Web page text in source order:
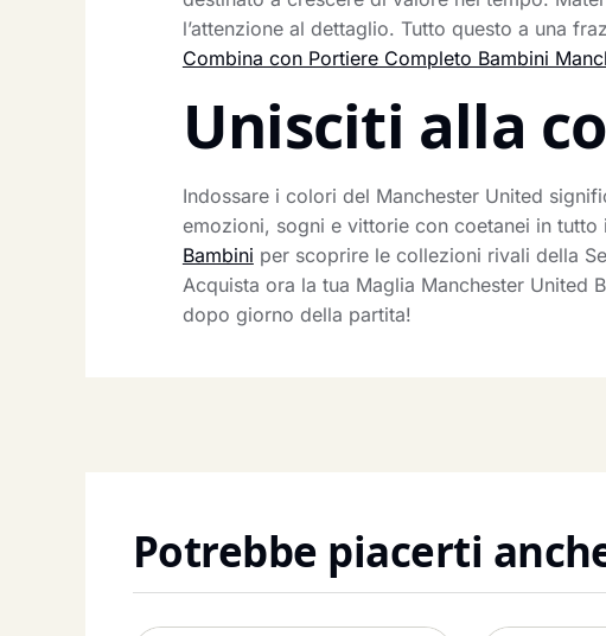
l’attenzione al dettaglio. Tutto questo a una
Combina con Portiere Completo Bambini
Unisciti alla
Indossare i colori del Manchester United
emozioni, sogni e vittorie con coetanei in
Bambini per scoprire le collezioni rivali della
Acquista ora la tua Maglia Manchester United
dopo giorno della partita!
Potrebbe piacerti